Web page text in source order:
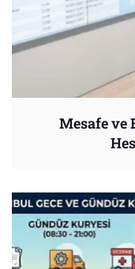
Mesafe ve